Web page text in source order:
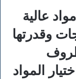
عالية
وقدرتها
المواد